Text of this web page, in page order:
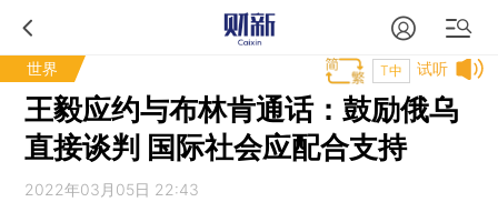
世界 试听
T中
王毅应约与布林肯通话：鼓励俄乌
直接谈判 国际社会应配合支持
2022年03月05日 22:43